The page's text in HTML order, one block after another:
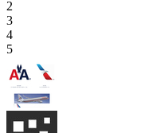
2
3
4
5